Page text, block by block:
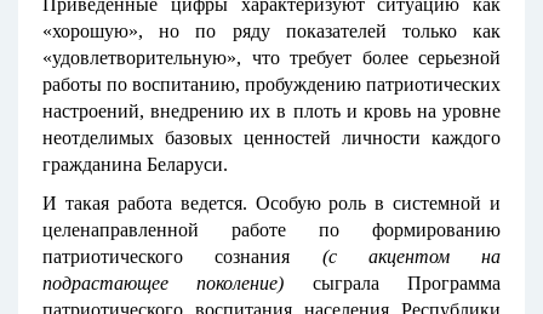
Приведенные цифры характеризуют ситуацию как
«хорошую», но по ряду показателей только как
«удовлетворительную», что требует более серьезной
работы по воспитанию, пробуждению патриотических
настроений, внедрению их в плоть и кровь на уровне
неотделимых базовых ценностей личности каждого
гражданина Беларуси.
И такая работа ведется. Особую роль в системной и
целенаправленной работе по формированию
патриотического сознания (с акцентом на
подрастающее поколение) сыграла Программа